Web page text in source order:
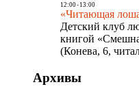
12:00- 13:00
«Читающая
Детский клуб
книгой
(Конева, 6,
Архивы